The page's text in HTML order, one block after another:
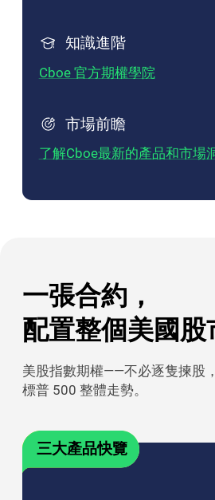
知識進階
Cboe 官方期權學院
市場前瞻
了解Cboe最新的產品和市場
一張合約，
配置整個美國股
美股指數期權——不必逐隻揀股
標普 500 整體走勢。
三大產品快覽